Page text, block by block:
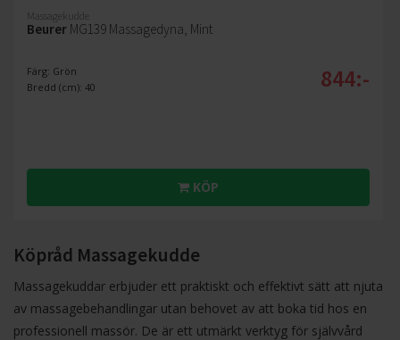
Massagekudde
Beurer MG139 Massagedyna, Mint
Färg: Grön
Bredd (cm): 40
844:-
KÖP
Köpråd Massagekudde
Massagekuddar erbjuder ett praktiskt och effektivt sätt att njuta
av massagebehandlingar utan behovet av att boka tid hos en
professionell massör. De är ett utmärkt verktyg för självvård